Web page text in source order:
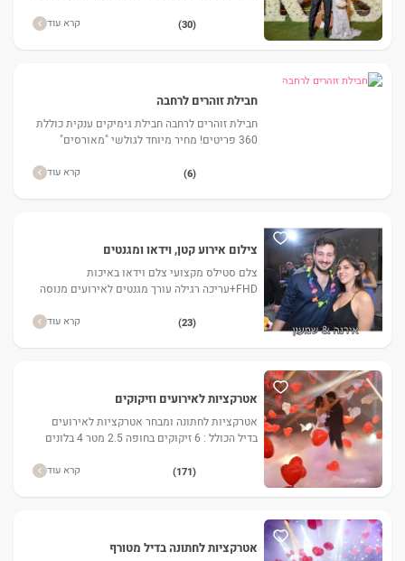
החופה/בריקוד הסלואו
(30) קרא עוד
חבילת זוהרים לרחבה
חבילת זוהרים לרחבה חבילת גימיקים ענקית כוללת
360 פריטים! מחיר מיוחד לגולשי "מאורסים"
(6) קרא עוד
צילום אירוע קטן, וידאו ומגנטים
צלם סטילס מקצועי צלם וידאו באיכות
FHD+עריכה רגילה עורך מגנטים לאירועים מנוסה
(23) קרא עוד
אטרקציות לאירועים וזיקוקים
אטרקציות לחתונה ומבחר אטרקציות לאירועים
בדיל הכולל : 6 זיקוקים בחופה 2.5 מטר 4 בלונים
בסלואו מכונת בועות
(171) קרא עוד
אטרקציות לחתונה בדיל מטורף